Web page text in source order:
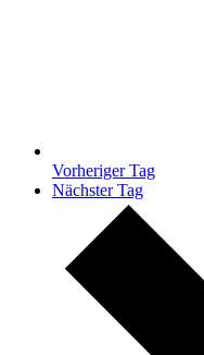
Vorheriger Tag
Nächster Tag